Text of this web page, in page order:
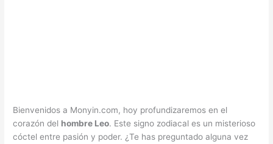
Bienvenidos a Monyin.com, hoy profundizaremos en el
corazón del hombre Leo. Este signo zodiacal es un misterioso
cóctel entre pasión y poder. ¿Te has preguntado alguna vez